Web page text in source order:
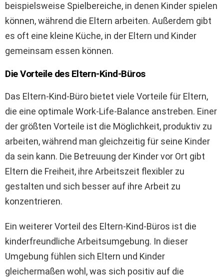
beispielsweise Spielbereiche, in denen Kinder spielen
können, während die Eltern arbeiten. Außerdem gibt
es oft eine kleine Küche, in der Eltern und Kinder
gemeinsam essen können.
Die Vorteile des Eltern-Kind-Büros
Das Eltern-Kind-Büro bietet viele Vorteile für Eltern,
die eine optimale Work-Life-Balance anstreben. Einer
der größten Vorteile ist die Möglichkeit, produktiv zu
arbeiten, während man gleichzeitig für seine Kinder
da sein kann. Die Betreuung der Kinder vor Ort gibt
Eltern die Freiheit, ihre Arbeitszeit flexibler zu
gestalten und sich besser auf ihre Arbeit zu
konzentrieren.
Ein weiterer Vorteil des Eltern-Kind-Büros ist die
kinderfreundliche Arbeitsumgebung. In dieser
Umgebung fühlen sich Eltern und Kinder
gleichermaßen wohl, was sich positiv auf die